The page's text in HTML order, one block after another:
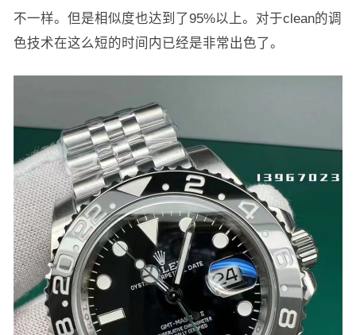
不一样。但是相似度也达到了95%以上。对于clean的调
色技术在这么短的时间内已经是非常出色了。